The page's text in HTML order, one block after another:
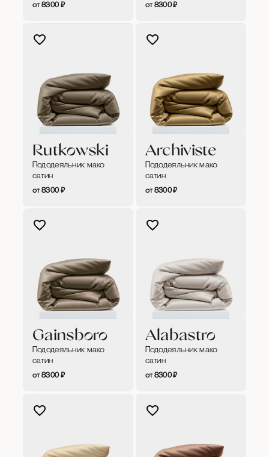
8300₽ 8300₽
Rutkowski
Пододеяльник мако
сатин
8300₽
Archiviste
Пододеяльник мако
сатин
8300₽
Gainsboro
Пододеяльник мако
сатин
8300₽
Alabastro
Пододеяльник мако
сатин
8300₽